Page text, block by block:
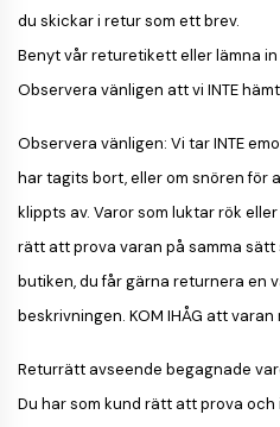
du skickar i retur som ett brev.
Benyt vår returetikett eller lämna
Observera vänligen att vi INTE
Observera vänligen: Vi tar INTE
har tagits bort, eller om snören för
klippts av. Varor som luktar rök
rätt att prova varan på samma sätt
butiken, du får gärna returnera en
beskrivningen. KOM IHÅG att
Returrätt avseende begagnade
Du har som kund rätt att prova